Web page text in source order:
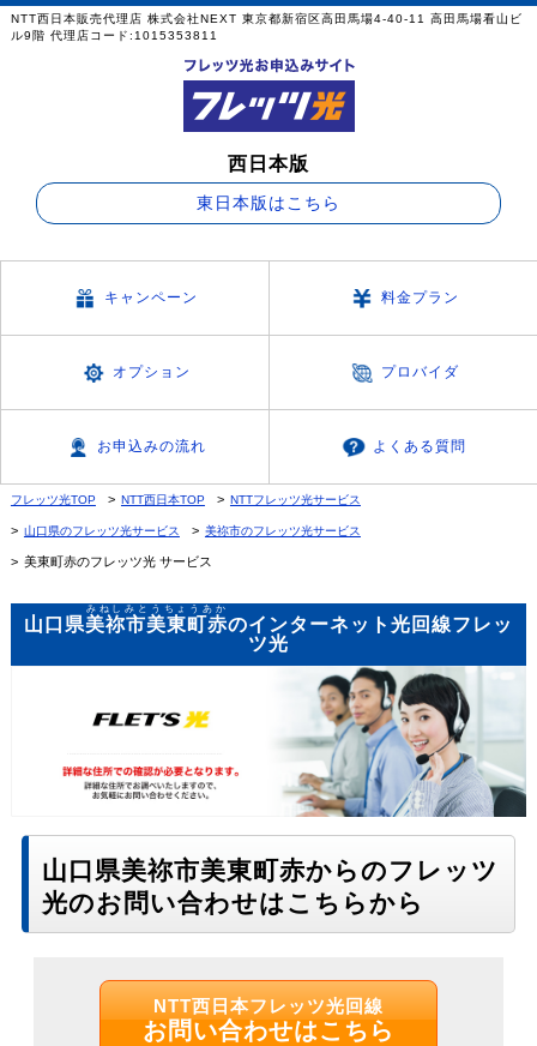
NTT西日本販売代理店 株式会社NEXT 東京都新宿区高田馬場4-40-11 高田馬場看山ビ
ル9階 代理店コード:1015353811
西日本版
東日本版はこちら
キャンペーン 料金プラン
オプション プロバイダ
お申込みの流れ よくある質問
フレッツ光TOP NTT西日本TOP NTTフレッツ光サービス
山口県のフレッツ光サービス 美祢市のフレッツ光サービス
美東町赤のフレッツ光 サービス
山口県美祢市美東町赤
みねしみとうちょうあか
のインターネット光回線フレッ
ツ光
山口県美祢市美東町赤からのフレッツ
光のお問い合わせはこちらから
NTT西日本フレッツ光回線
お問い合わせはこちら